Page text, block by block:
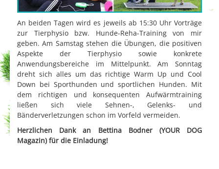
An beiden Tagen wird es jeweils ab 15:30 Uhr Vorträge
zur Tierphysio bzw. Hunde-Reha-Training von mir
geben. Am Samstag stehen die Übungen, die positiven
Aspekte der Tierphysio sowie konkrete
Anwendungsbereiche im Mittelpunkt. Am Sonntag
dreht sich alles um das richtige Warm Up und Cool
Down bei Sporthunden und sportlichen Hunden. Mit
dem richtigen und konsequenten Aufwärmtraining
ließen sich viele Sehnen-, Gelenks- und
Bänderverletzungen schon im Vorfeld vermeiden.
Herzlichen Dank an Bettina Bodner (YOUR DOG
Magazin) für die Einladung!